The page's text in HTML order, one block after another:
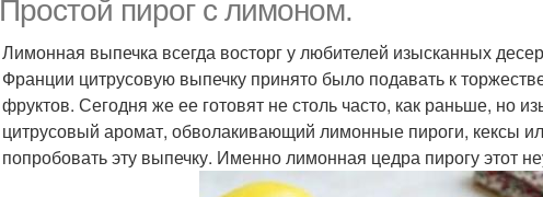
Простой пирог с лимоном.
Лимонная выпечка всегда восторг у любителей изысканных
Франции цитрусовую выпечку принято было подавать к
фруктов. Сегодня же ее готовят не столь часто, как раньше, но
цитрусовый аромат, обволакивающий лимонные пироги, кексы
попробовать эту выпечку. Именно лимонная цедра пирогу этот